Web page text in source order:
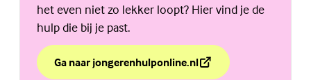
het even niet zo lekker loopt? Hier vind je de
hulp die bij je past.
Ga naar jongerenhulponline.nl
over Weet jij de weg naar hulp?
(Externe link)